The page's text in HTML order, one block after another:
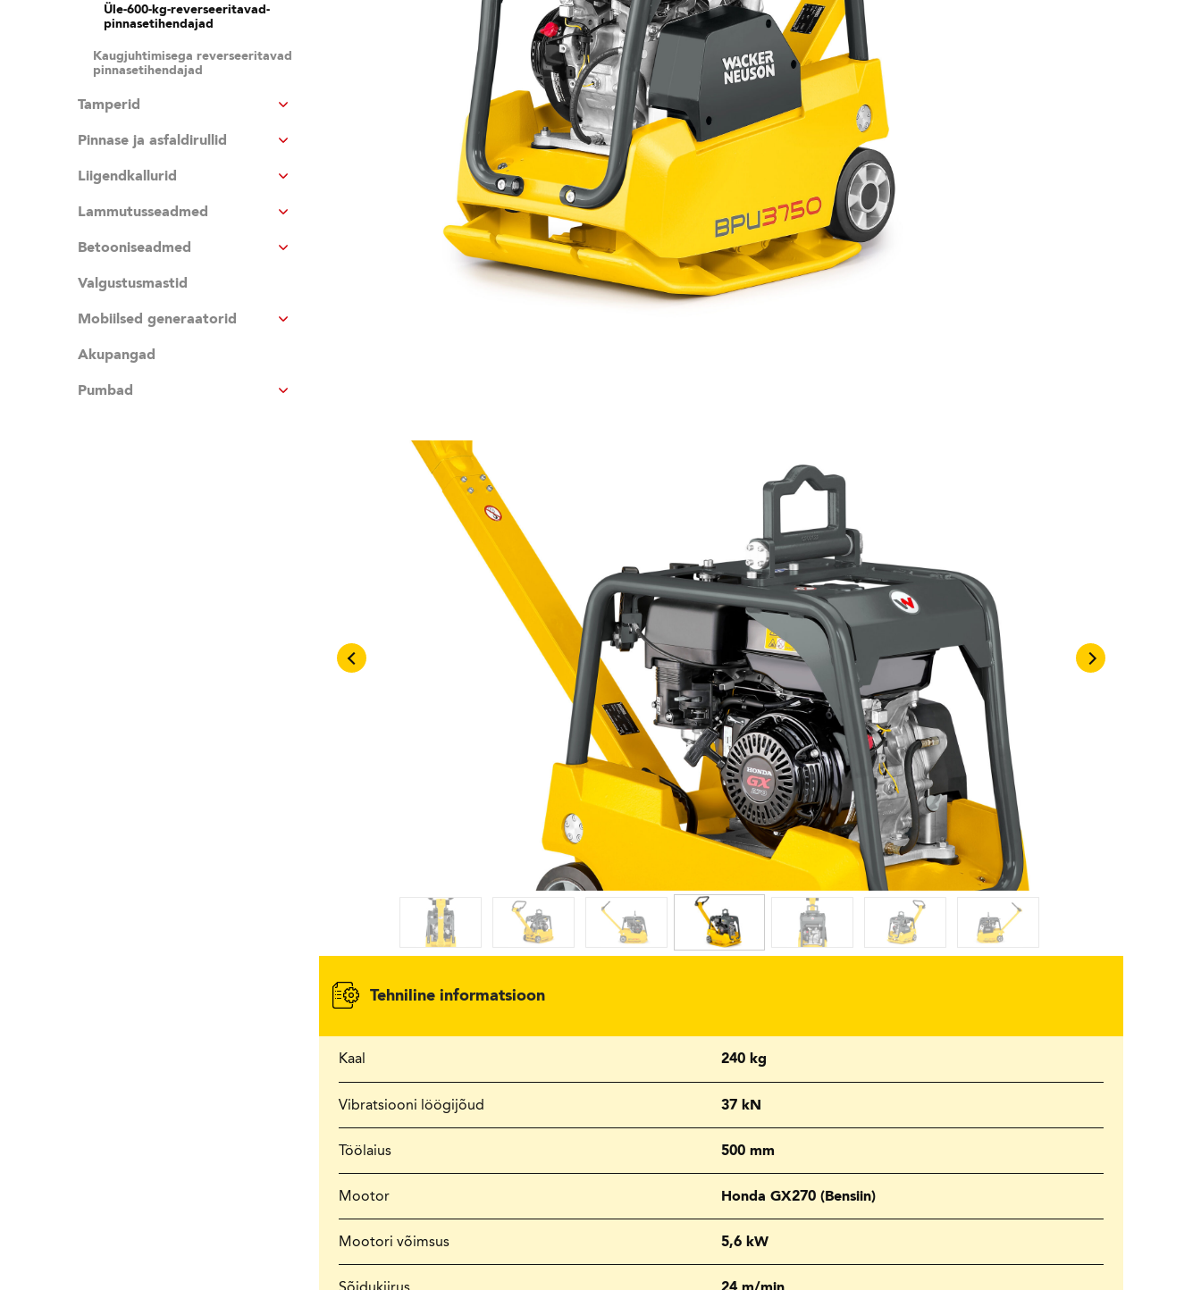
Üle-600-kg-reverseeritavad-
pinnasetihendajad
Kaugjuhtimisega reverseeritavad
pinnasetihendajad
Tamperid
Pinnase ja asfaldirullid
Liigendkallurid
Lammutusseadmed
Betooniseadmed
Valgustusmastid
Mobiilsed generaatorid
Akupangad
Pumbad
Tehniline informatsioon
Kaal 240 kg
Vibratsiooni löögijõud 37 kN
Töölaius 500 mm
Mootor Honda GX270 (Bensiin)
Mootori võimsus 5,6 kW